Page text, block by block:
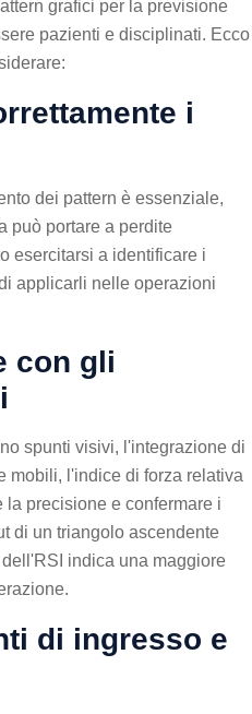
grafici per la previsione
pazienti e disciplinati. Ecco
i
dei pattern è essenziale,
può portare a perdite
esercitarsi a identificare i
applicarli nelle operazioni
con gli
spunti visivi, l'integrazione di
mobili, l'indice di forza relativa
precisione e confermare i
di un triangolo ascendente
indica una maggiore
di ingresso e